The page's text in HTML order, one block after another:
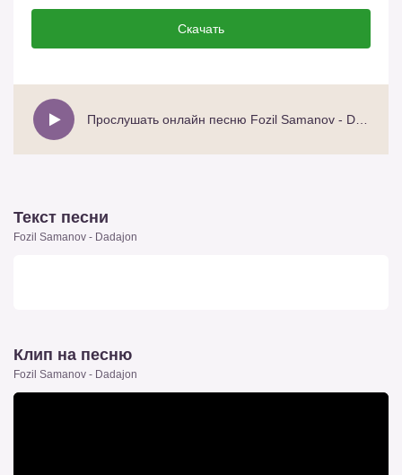
Скачать
Текст песни
Fozil Samanov - Dadajon
Клип на песню
Fozil Samanov - Dadajon